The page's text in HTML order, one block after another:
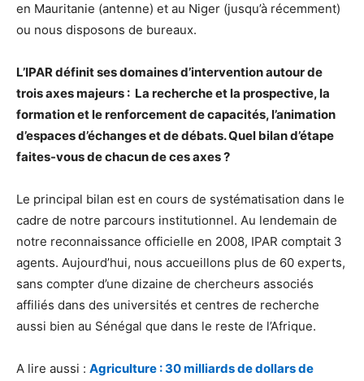
en Mauritanie (antenne) et au Niger (jusqu’à récemment)
ou nous disposons de bureaux.
L’IPAR définit ses domaines d’intervention autour de
trois axes majeurs : La recherche et la prospective, la
formation et le renforcement de capacités, l’animation
d’espaces d’échanges et de débats. Quel bilan d’étape
faites-vous de chacun de ces axes ?
Le principal bilan est en cours de systématisation dans le
cadre de notre parcours institutionnel. Au lendemain de
notre reconnaissance officielle en 2008, IPAR comptait 3
agents. Aujourd’hui, nous accueillons plus de 60 experts,
sans compter d’une dizaine de chercheurs associés
affiliés dans des universités et centres de recherche
aussi bien au Sénégal que dans le reste de l’Afrique.
A lire aussi : Agriculture : 30 milliards de dollars de